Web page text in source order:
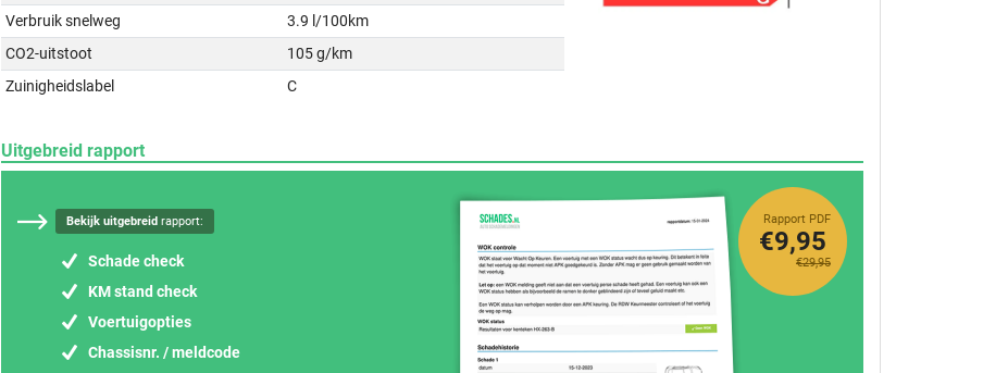
Verbruik snelweg
3.9 l/100km
CO2-uitstoot
105 g/km
Zuinigheidslabel
C
Uitgebreid rapport
Bekijk uitgebreid rapport:
Schade check
KM stand check
Voertuigopties
Chassisnr. / meldcode
Rapport PDF
€29,95
€9,95